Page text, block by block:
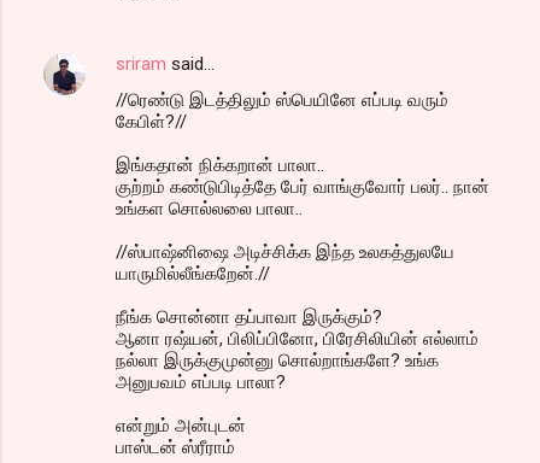
sriram said…
//ரெண்டு இடத்திலும் ஸ்பெயினே எப்படி வரும்
கேபிள்?//
இங்கதான் நிக்கறான் பாலா..
குற்றம் கண்டுபிடித்தே பேர் வாங்குவோர் பலர்.. நான்
உங்கள சொல்லலை பாலா..
//ஸ்பாஷ்னிஷை அடிச்சிக்க இந்த உலகத்துலயே
யாருமில்லீங்கறேன்.//
நீங்க சொன்னா தப்பாவா இருக்கும்?
ஆனா ரஷ்யன், பிலிப்பினோ, பிரேசிலியின் எல்லாம்
நல்லா இருக்குமுன்னு சொல்றாங்களே? உங்க
அனுபவம் எப்படி பாலா?
என்றும் அன்புடன்
பாஸ்டன் ஸ்ரீராம்